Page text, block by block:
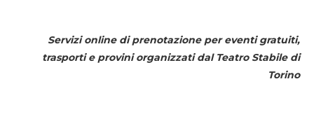
Servizi online di prenotazione per eventi gratuiti,
trasporti e provini organizzati dal Teatro Stabile di
Torino